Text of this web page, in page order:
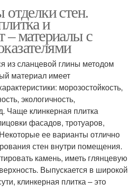
стен.
и
– материалы с
из сланцевой глины методом
материал имеет
морозостойкость,
экологичность,
Чаще клинкерная плитка
фасадов, тротуаров,
ее варианты отлично
стен внутри помещения.
камень, иметь глянцевую
Выпускается в широкой
клинкерная плитка – это